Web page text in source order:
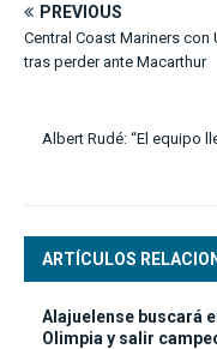
PREVIOUS
Central Coast Mariners
tras perder ante Macarthur
Albert Rudé: “El equipo
ARTÍCULOS
Alajuelense buscará
Olimpia y salir